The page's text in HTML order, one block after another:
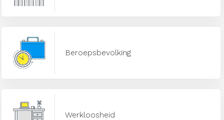
Beroepsbevolking
Werkloosheid